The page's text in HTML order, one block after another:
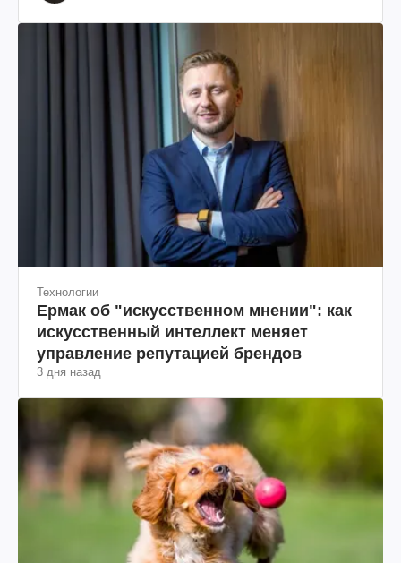
Технологии
Ермак об "искусственном мнении": как
искусственный интеллект меняет
управление репутацией брендов
3 дня назад